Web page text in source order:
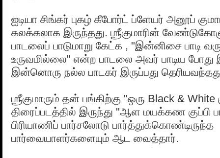
ஐடியா சிங்கர் புகழ் கீபோர்ட் ப்ளேயர் அனூப்
கலக்கலாக இருந்தது. ஶ்ரீகுமாரின்
பாடலைப் பாடுமாறு கேட்க , "இன்னிசை பாடி
உருவமில்லை" என்ற பாடலை அவர் பாடிய
இன்னொரு நல்ல பாடகர் இருப்பது
ஶ்ரீகுமாரும் தன் பங்கிற்கு "ஒரு Black & White
திரைப்படத்தில் இருந்து "ஆள மயக்கண குப்பி
பிரியாணிப் பார்சலோடு பார்த்துக்கொண்டிருந்த
பார்வையாளர்களையும் ஆட வைத்தார்.